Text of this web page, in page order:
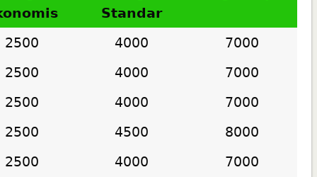
Standar
2500 4000
7000
2500
4000
7000
2500
4000
7000
2500
4500
8000
2500
4000
7000